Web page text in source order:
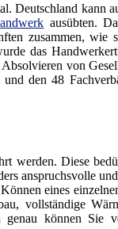
Deutschland kann
ausübten.
zusammen, wie
das
von
den 48
werden. Diese
anspruchsvolle
eines
vollständige
genau können Sie